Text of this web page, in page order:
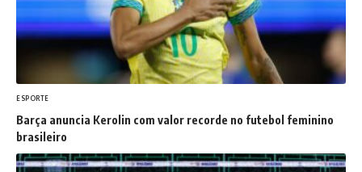
ESPORTE
Barça anuncia Kerolin com valor recorde no futebol feminino
brasileiro